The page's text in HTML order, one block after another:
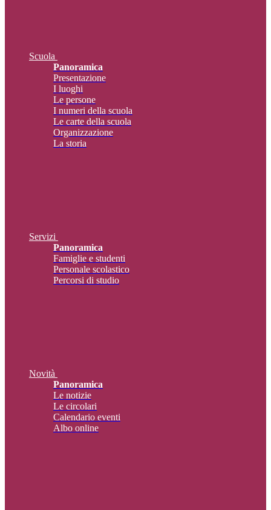
Scuola
Panoramica
Presentazione
I luoghi
Le persone
I numeri della scuola
Le carte della scuola
Organizzazione
La storia
Servizi
Panoramica
Famiglie e studenti
Personale scolastico
Percorsi di studio
Novità
Panoramica
Le notizie
Le circolari
Calendario eventi
Albo online